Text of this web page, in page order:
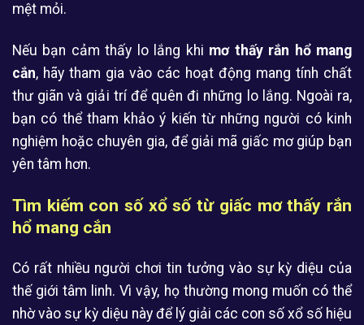
mệt mỏi.
Nếu bạn cảm thấy lo lắng khi mơ thấy rắn hổ mang
cắn, hãy tham gia vào các hoạt động mang tính chất
thư giãn và giải trí để quên đi những lo lắng. Ngoài ra,
bạn có thể tham khảo ý kiến từ những người có kinh
nghiệm hoặc chuyên gia, để giải mã giấc mơ giúp bạn
yên tâm hơn.
Tìm kiếm con số xổ số từ giấc mơ thấy rắn
hổ mang cắn
Có rất nhiều người chơi tin tưởng vào sự kỳ diệu của
thế giới tâm linh. Vì vậy, họ thường mong muốn có thể
nhờ vào sự kỳ diệu này để lý giải các con số xổ số hiệu